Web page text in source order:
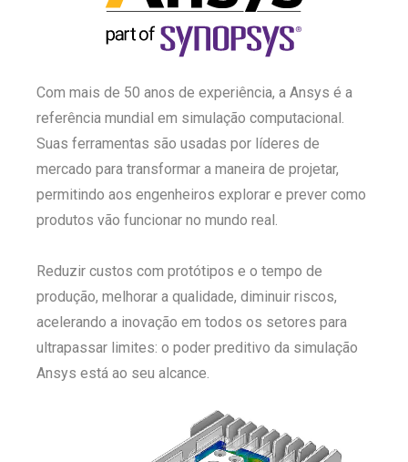
Com mais de 50 anos de experiência, a Ansys é a
referência mundial em simulação computacional.
Suas ferramentas são usadas por líderes de
mercado para transformar a maneira de projetar,
permitindo aos engenheiros explorar e prever como
produtos vão funcionar no mundo real.
Reduzir custos com protótipos e o tempo de
produção, melhorar a qualidade, diminuir riscos,
acelerando a inovação em todos os setores para
ultrapassar limites: o poder preditivo da simulação
Ansys está ao seu alcance.